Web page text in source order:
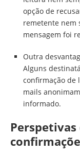
opção de
remetente nem
mensagem foi
Outra
Alguns
confirmação de
mails
informado.